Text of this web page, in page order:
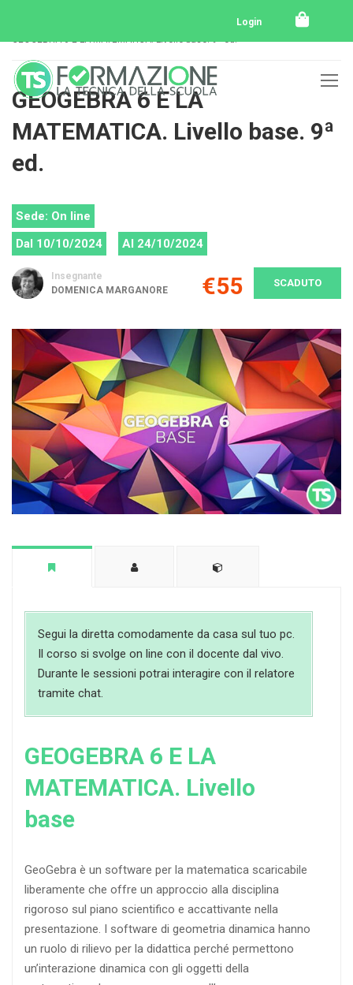
Login
GEOGEBRA 6 E LA MATEMATICA. Livello base. 9ª ed.
GEOGEBRA 6 E LA
MATEMATICA. Livello base. 9ª
ed.
Sede: On line
Dal 10/10/2024
Al 24/10/2024
Insegnante
DOMENICA MARGANORE
€55 SCADUTO
Segui la diretta comodamente da casa sul tuo pc.
Il corso si svolge on line con il docente dal vivo.
Durante le sessioni potrai interagire con il relatore
tramite chat.
GEOGEBRA 6 E LA
MATEMATICA. Livello
base
GeoGebra è un software per la matematica scaricabile
liberamente che offre un approccio alla disciplina
rigoroso sul piano scientifico e accattivante nella
presentazione. I software di geometria dinamica hanno
un ruolo di rilievo per la didattica perché permettono
un’interazione dinamica con gli oggetti della